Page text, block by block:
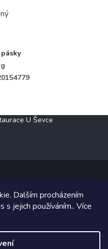
Dalším procházením
jejich používáním.. Více
U Ševce
. Všechna práva vyhrazena.
.